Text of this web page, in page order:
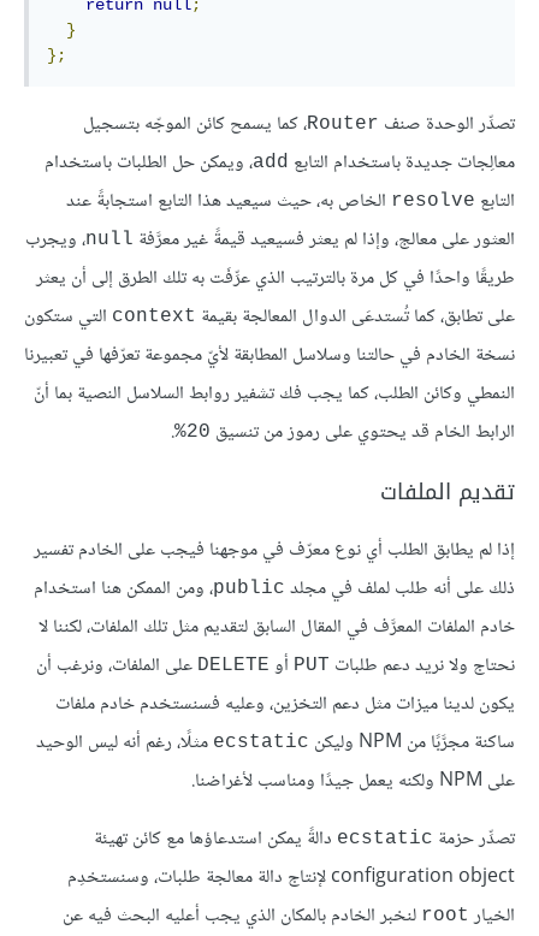
return null;
}
};
تصدِّر الوحدة صنف Router، كما يسمح كائن الموجّه بتسجيل
معالِجات جديدة باستخدام التابع add، ويمكن حل الطلبات باستخدام
التابع resolve الخاص به، حيث سيعيد هذا التابع استجابةً عند
العثور على معالج، وإذا لم يعثر فسيعيد قيمةً غير معرَّفة null، ويجرب
طريقًا واحدًا في كل مرة بالترتيب الذي عرِّفَت به تلك الطرق إلى أن يعثر
على تطابق، كما تُستدعَى الدوال المعالجة بقيمة context التي ستكون
نسخة الخادم في حالتنا وسلاسل المطابقة لأيّ مجموعة تعرّفها في تعبيرنا
النمطي وكائن الطلب، كما يجب فك تشفير روابط السلاسل النصية بما أنّ
الرابط الخام قد يحتوي على رموز من تنسيق ‎%20
.
تقديم الملفات
إذا لم يطابق الطلب أي نوع معرّف في موجهنا فيجب على الخادم تفسير
ذلك على أنه طلب لملف في مجلد public، ومن الممكن هنا استخدام
خادم الملفات المعرَّف في المقال السابق لتقديم مثل تلك الملفات، لكننا لا
نحتاج ولا نريد دعم طلبات PUT أو DELETE على الملفات، ونرغب أن
يكون لدينا ميزات مثل دعم التخزين، وعليه فسنستخدم خادم ملفات
ساكنة مجرَّبًا من NPM وليكن
ecstatic مثلًا، رغم أنه ليس الوحيد
على NPM ولكنه يعمل جيدًا ومناسب لأغراضنا.
تصدِّر حزمة ecstatic دالةً يمكن استدعاؤها مع كائن تهيئة
configuration object لإنتاج دالة معالجة طلبات، وسنستخدِم
الخيار root لنخبر الخادم بالمكان الذي يجب أعليه البحث فيه عن